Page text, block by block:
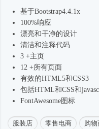
基于Bootstrap4.4.1x
100%响应
漂亮和干净的设计
清洁和注释代码
3 +主页
12 +所有页面
有效的HTML5和CSS3
包括HTML和CSS和
FontAwesome图标
服装店 零售电商 购